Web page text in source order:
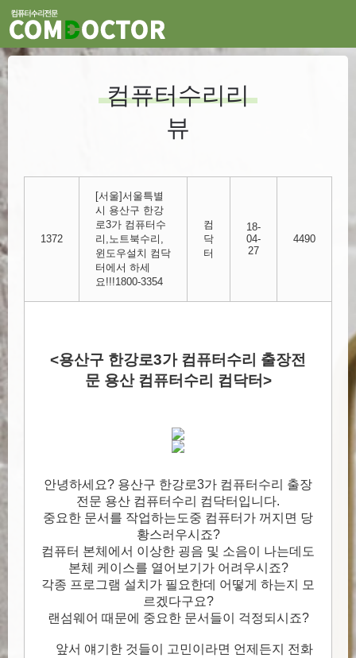
컴퓨터수리리
뷰
1372
[서울]서울특별
시 용산구 한강
로3가 컴퓨터수
리,노트북수리,
윈도우설치 컴닥
터에서 하세
요!!!1800-3354
컴
닥
터
18-
04-
27
4490
<용산구 한강로3가 컴퓨터수리 출장전
문 용산 컴퓨터수리 컴닥터>
안녕하세요? 용산구 한강로3가 컴퓨터수리 출장
전문 용산 컴퓨터수리 컴닥터입니다.
중요한 문서를 작업하는도중 컴퓨터가 꺼지면 당
황스러우시죠?
컴퓨터 본체에서 이상한 굉음 및 소음이 나는데도
본체 케이스를 열어보기가 어려우시죠?
각종 프로그램 설치가 필요한데 어떻게 하는지 모
르겠다구요?
랜섬웨어 때문에 중요한 문서들이 걱정되시죠?
앞서 얘기한 것들이 고민이라면 언제든지 전화